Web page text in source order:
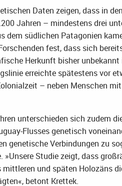
Daten zeigen, dass in
Jahren – mindestens drei
dem südlichen Patagonien
fest, dass sich
Herkunft bisher
erreichte spätestens vor
– neben Menschen
unterschieden sich zudem
Flusses genetisch
genetische Verbindungen zu
»Unsere Studie zeigt, dass
mittleren und späten Holozäns
betont Krettek.